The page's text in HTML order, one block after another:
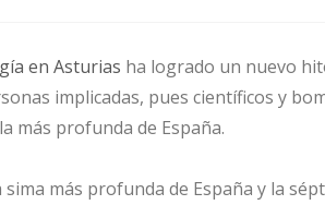
en Asturias ha logrado un nuevo
implicadas, pues científicos y
más profunda de España.
sima más profunda de España y la